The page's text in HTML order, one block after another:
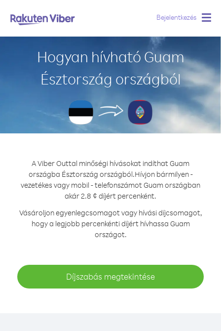
Bejelentkezés
Hogyan hívható Guam
Észtország országból
A Viber Outtal minőségi hívásokat indíthat Guam
országba Észtország országból.Hívjon bármilyen -
vezetékes vagy mobil - telefonszámot Guam országban
akár 2.8 ¢ díjért percenként.
Vásároljon egyenlegcsomagot vagy hívási díjcsomagot,
hogy a legjobb percenkénti díjért hívhassa Guam
országot.
Díjszabás megtekintése